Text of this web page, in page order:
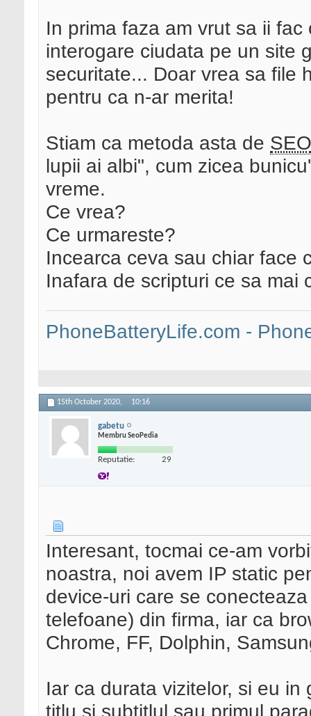
In prima faza am vrut sa ii
interogare ciudata pe un site
securitate... Doar vrea sa file
pentru ca n-ar merita!
Stiam ca metoda asta de SEO
lupii ai albi", cum zicea
vreme.
Ce vrea?
Ce urmareste?
Incearca ceva sau chiar face
Inafara de scripturi ce sa mai
PhoneBatteryLife.com -
15th October 2020, 10:16
gabetu
Membru SeoPedia
Reputatie: 29
Interesant, tocmai ce-am
noastra, noi avem IP static
device-uri care se
telefoane) din firma, iar ca
Chrome, FF, Dolphin,
Iar ca durata vizitelor, si eu
titlu si subtitlul sau primul